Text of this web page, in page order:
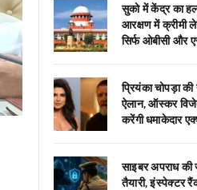
सुको में केंद्र का
आरक्षण में क्रीमी
सिर्फ ओबीसी और
प्रियंका चोपड़ा
ऐलान, ऑस्कर
करेंगी धमाकेदार
साइबर अपराध
तैयारी, इंस्पेक्टर